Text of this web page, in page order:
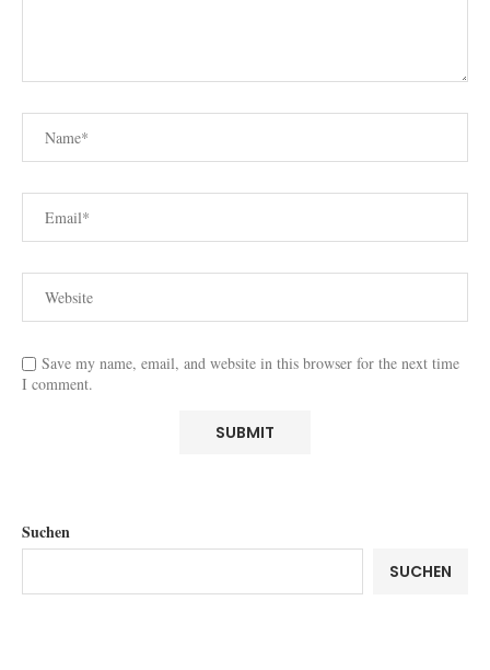
Save my name, email, and website in this browser for the next time
I comment.
Suchen
SUCHEN